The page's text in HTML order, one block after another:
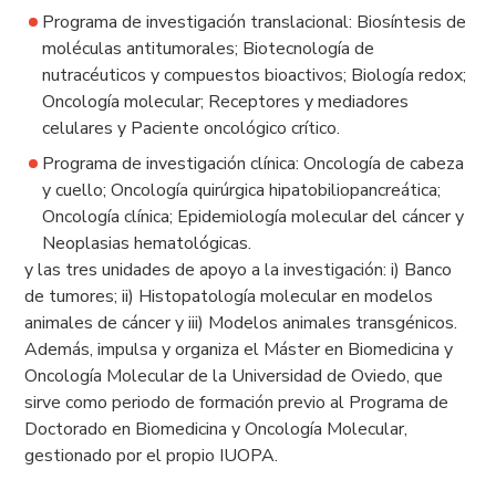
Programa de investigación translacional: Biosíntesis de
moléculas antitumorales; Biotecnología de
nutracéuticos y compuestos bioactivos; Biología redox;
Oncología molecular; Receptores y mediadores
celulares y Paciente oncológico crítico.
Programa de investigación clínica: Oncología de cabeza
y cuello; Oncología quirúrgica hipatobiliopancreática;
Oncología clínica; Epidemiología molecular del cáncer y
Neoplasias hematológicas.
y las tres unidades de apoyo a la investigación: i) Banco
de tumores; ii) Histopatología molecular en modelos
animales de cáncer y iii) Modelos animales transgénicos.
Además, impulsa y organiza el Máster en Biomedicina y
Oncología Molecular de la Universidad de Oviedo, que
sirve como periodo de formación previo al Programa de
Doctorado en Biomedicina y Oncología Molecular,
gestionado por el propio IUOPA.